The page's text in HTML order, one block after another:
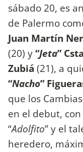
sábado 20, es
de Palermo
Juan Martín
(20) y“Jeta”
Zubiá (21), a
“Nacho”
que los
en el debut,
“Adolfito” y el
heredero,